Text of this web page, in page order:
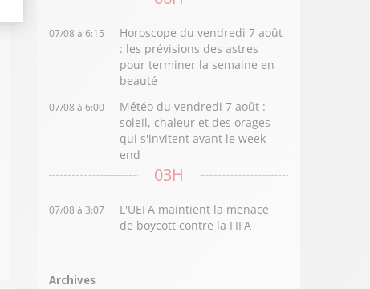
07/08 à 6:15
Horoscope du vendredi 7 août
: les prévisions des astres
pour terminer la semaine en
beauté
07/08 à 6:00
Météo du vendredi 7 août :
soleil, chaleur et des orages
qui s'invitent avant le week-
end
03H
07/08 à 3:07
L'UEFA maintient la menace
de boycott contre la FIFA
Archives